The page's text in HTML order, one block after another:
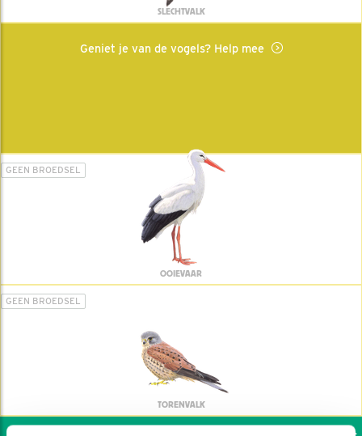
SLECHTVALK
Geniet je van de vogels? Help mee
GEEN BROEDSEL
OOIEVAAR
GEEN BROEDSEL
TORENVALK